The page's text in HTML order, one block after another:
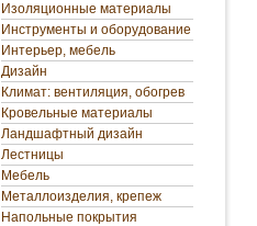
Изоляционные материалы
Инструменты и оборудование
Интерьер, мебель
Дизайн
Климат: вентиляция, обогрев
Кровельные материалы
Ландшафтный дизайн
Лестницы
Мебель
Металлоизделия, крепеж
Напольные покрытия